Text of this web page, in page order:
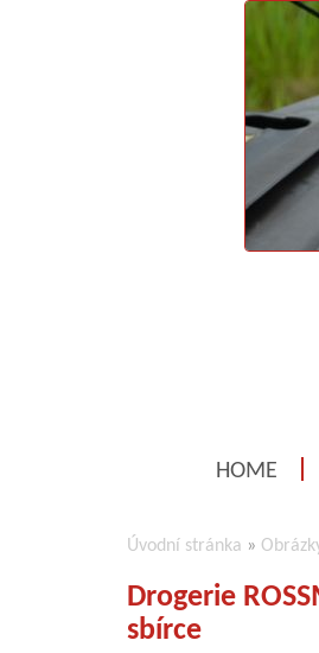
HOME
Úvodní stránka »
Drogerie
sbírce